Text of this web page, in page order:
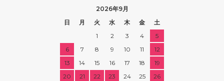
2026年9月
日
月 火 水 木 金
土
1
2 3 4
5
6
7 8 9 10 11
12
13
14 15 16 17 18
19
20
21 22 23 24 25
26